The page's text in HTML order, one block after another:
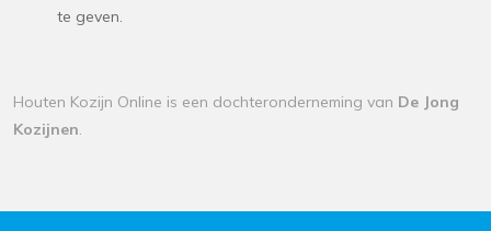
te geven.
Houten Kozijn Online is een dochteronderneming van De Jong
Kozijnen.